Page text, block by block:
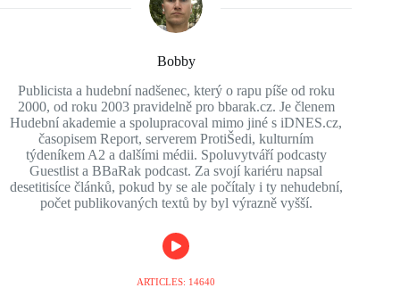
Bobby
Publicista a hudební nadšenec, který o rapu píše od roku
2000, od roku 2003 pravidelně pro bbarak.cz. Je členem
Hudební akademie a spolupracoval mimo jiné s iDNES.cz,
časopisem Report, serverem ProtiŠedi, kulturním
týdeníkem A2 a dalšími médii. Spoluvytváří podcasty
Guestlist a BBaRak podcast. Za svojí kariéru napsal
desetitisíce článků, pokud by se ale počítaly i ty nehudební,
počet publikovaných textů by byl výrazně vyšší.
ARTICLES: 14640